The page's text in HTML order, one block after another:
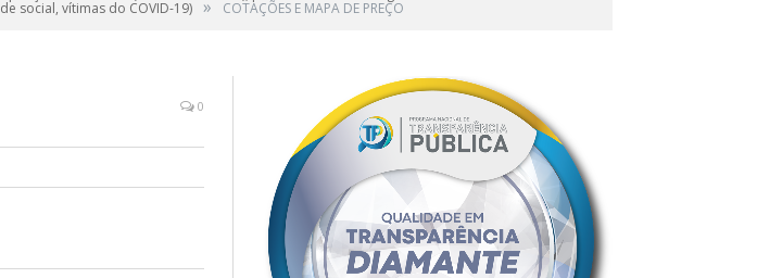
social, vítimas do COVID-19) » COTAÇÕES E MAPA DE PREÇO
0